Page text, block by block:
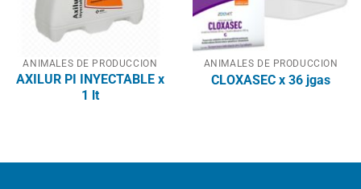
ANIMALES DE PRODUCCION
AXILUR PI INYECTABLE x
1 lt
ANIMALES DE PRODUCCION
CLOXASEC x 36 jgas